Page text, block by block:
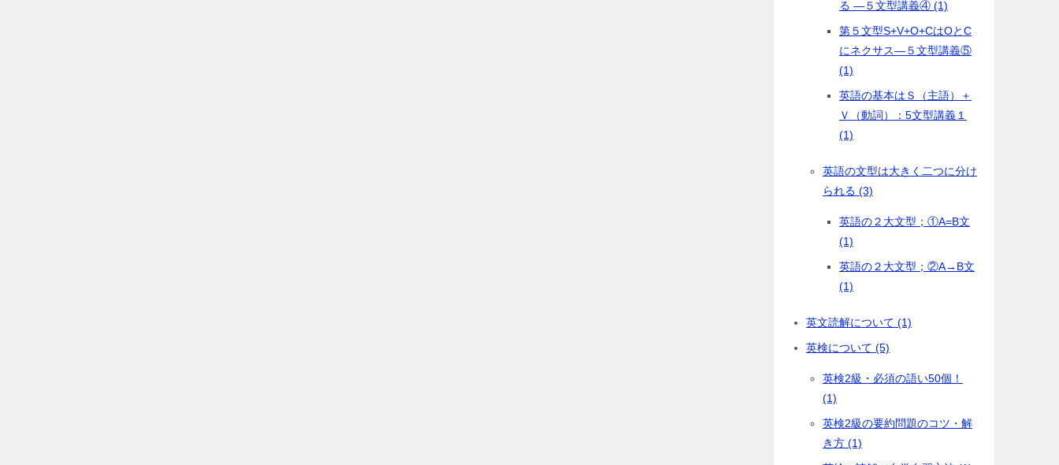
る ―５文型講義④ (1)
第５文型S+V+O+CはOとC
にネクサス―５文型講義⑤
(1)
英語の基本はＳ（主語）＋
Ｖ（動詞）：5文型講義１
(1)
英語の文型は大きく二つに分け
られる (3)
英語の２大文型；①A=B文
(1)
英語の２大文型；②A→B文
(1)
英文読解について (1)
英検について (5)
英検2級・必須の語い50個！
(1)
英検2級の要約問題のコツ・解
き方 (1)